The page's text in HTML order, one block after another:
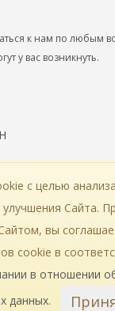
к нам по любым
у вас возникнуть.
Classic
с целью
улучшения Сайта.
вы
cookie в
в отношении
данных.